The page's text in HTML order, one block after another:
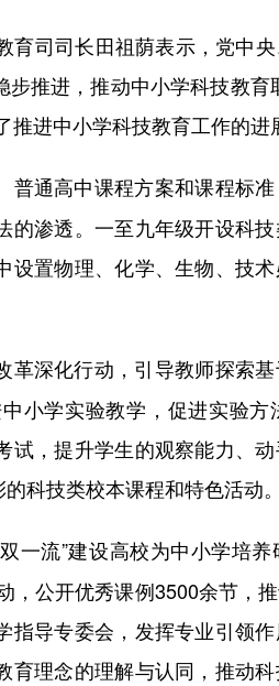
司司长田祖荫表示，党中
推进，推动中小学科技教育
推进中小学科技教育工作的进
普通高中课程方案和课程标
渗透。一至九年级开设科
置物理、化学、生物、技
革深化行动，引导教师探索
小学实验教学，促进实验
，提升学生的观察能力、
科技类校本课程和特色活动。
一流”建设高校为中小学培
，公开优秀课例3500余节，
导专委会，发挥专业引领
理念的理解与认同，推动